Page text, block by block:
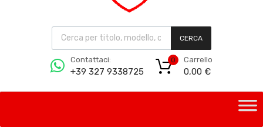
CERCA
Contattaci:
+39 327 9338725
Carrello
0,00 €
0